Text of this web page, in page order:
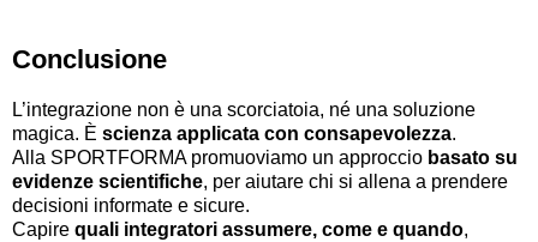
Conclusione
L’integrazione non è una scorciatoia, né una soluzione
magica. È scienza applicata con consapevolezza.
Alla SPORTFORMA promuoviamo un approccio basato su
evidenze scientifiche, per aiutare chi si allena a prendere
decisioni informate e sicure.
Capire quali integratori assumere, come e quando,